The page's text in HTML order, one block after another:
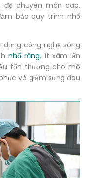
độ chuyên môn cao,
bảo quy trình nhổ
dụng công nghệ sóng
nhổ răng, ít xâm lấn
tổn thương cho mô
và giảm sưng đau